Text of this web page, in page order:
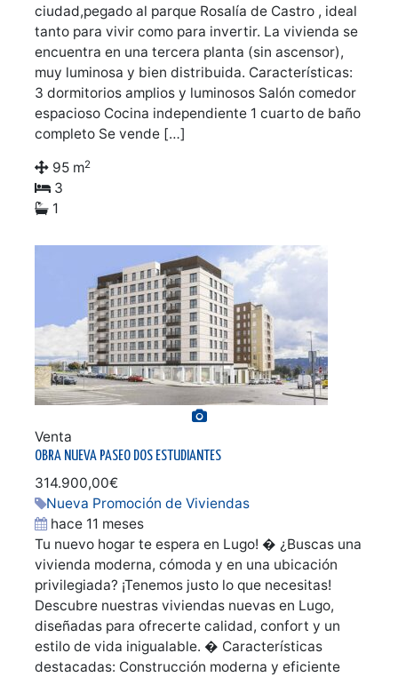
ciudad,pegado al parque Rosalía de Castro , ideal
tanto para vivir como para invertir. La vivienda se
encuentra en una tercera planta (sin ascensor),
muy luminosa y bien distribuida. Características:
3 dormitorios amplios y luminosos Salón comedor
espacioso Cocina independiente 1 cuarto de baño
completo Se vende […]
95 m2
3
1
Ver galería de fotos
Venta
OBRA NUEVA PASEO DOS ESTUDIANTES
314.900,00€
Nueva Promoción de Viviendas
hace 11 meses
Tu nuevo hogar te espera en Lugo! � ¿Buscas una
vivienda moderna, cómoda y en una ubicación
privilegiada? ¡Tenemos justo lo que necesitas!
Descubre nuestras viviendas nuevas en Lugo,
diseñadas para ofrecerte calidad, confort y un
estilo de vida inigualable. � Características
destacadas: Construcción moderna y eficiente